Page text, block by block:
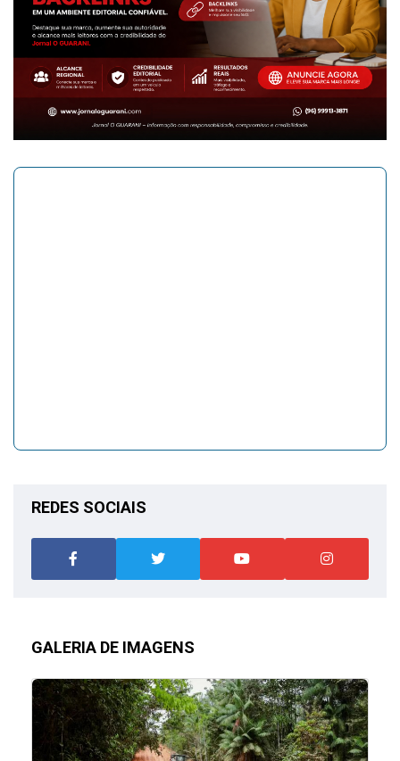
REDES SOCIAIS
GALERIA DE IMAGENS